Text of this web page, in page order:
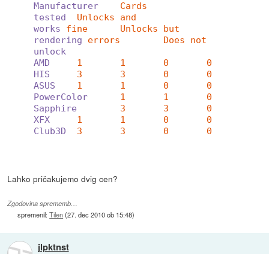
Manufacturer
Cards
tested
Unlocks and
works
fine	Unlocks but
rendering
errors	Does not
unlock
AMD
1	1	0	0
HIS
3	3	0	0
ASUS
1	1	0	0
PowerColor
Sapphire
XFX
1	1	0	0
Club3D
3	3	0	0
Lahko pričakujemo dvig cen?
Zgodovina sprememb…
spremenil:Tilen(27. dec 2010 ob 15:48)
jlpktnst